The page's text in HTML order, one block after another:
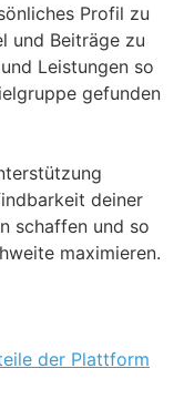
Profil zu
und Beiträge zu
Leistungen so
gefunden
deiner
schaffen und so
maximieren.
der Plattform